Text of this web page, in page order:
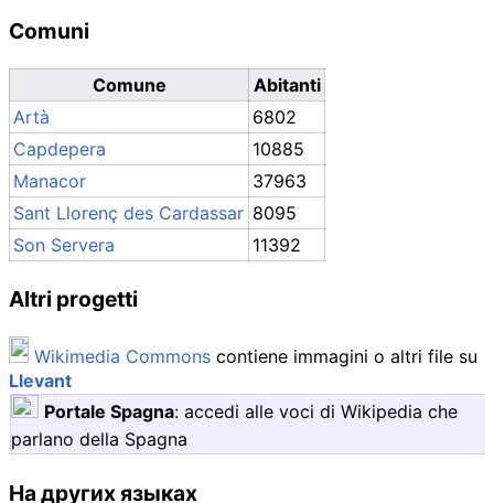
Comuni
Comune
Abitanti
Artà
6802
Capdepera
10885
Manacor
37963
Sant Llorenç des Cardassar 8095
Son Servera
11392
Altri progetti
Wikimedia Commons contiene immagini o altri file su
Llevant
Portale Spagna: accedi alle voci di Wikipedia che
parlano della Spagna
На других языках